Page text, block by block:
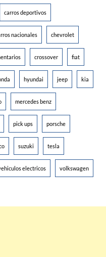
carros deportivos
nacionales chevrolet
crossover fiat
hyundai jeep kia
mercedes benz
pick ups porsche
suzuki tesla
electricos volkswagen